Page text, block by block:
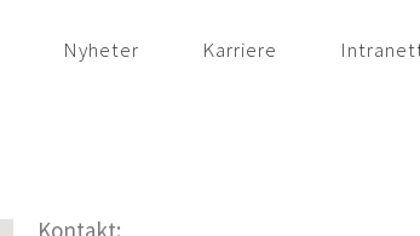
Nyheter Karriere
Kontakt: